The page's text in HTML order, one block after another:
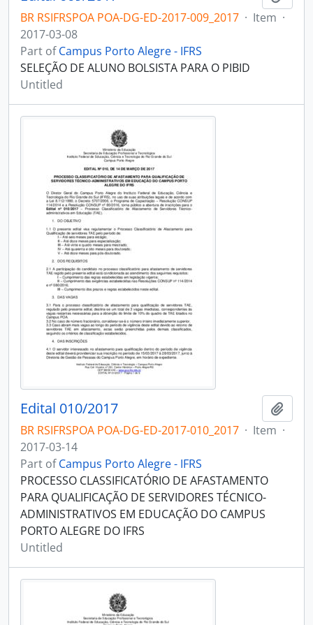
BR RSIFRSPOA POA-DG-ED-2017-009_2017 · Item ·
2017-03-08
Part ofCampus Porto Alegre - IFRS
SELEÇÃO DE ALUNO BOLSISTA PARA O PIBID
Untitled
Edital 010/2017
BR RSIFRSPOA POA-DG-ED-2017-010_2017 · Item ·
2017-03-14
Part ofCampus Porto Alegre - IFRS
PROCESSO CLASSIFICATÓRIO DE AFASTAMENTO
PARA QUALIFICAÇÃO DE SERVIDORES TÉCNICO-
ADMINISTRATIVOS EM EDUCAÇÃO DO CAMPUS
PORTO ALEGRE DO IFRS
Untitled